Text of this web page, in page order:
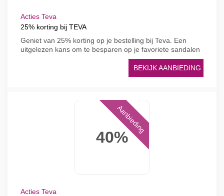
Acties Teva
25% korting bij TEVA
Geniet van 25% korting op je bestelling bij Teva. Een
uitgelezen kans om te besparen op je favoriete sandalen
BEKIJK AANBIEDING
40%
Aanbieding
Acties Teva